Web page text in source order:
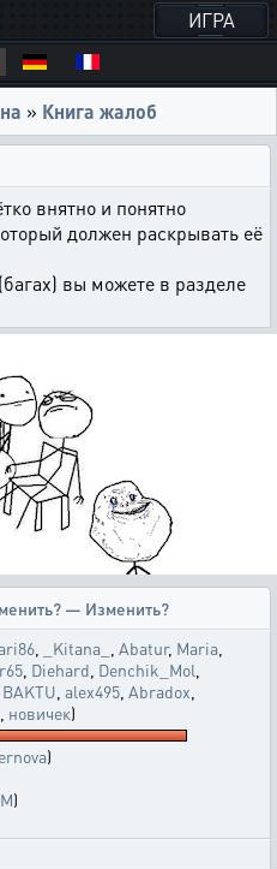
ИГРА
» Книга жалоб
внятно и понятно
должен раскрывать её
вы можете в разделе
— Изменить?
_Kitana_ Abatur, Maria
Diehard Denchik_Mol
BAKTU alex495 Abradox
новичек)
)
)